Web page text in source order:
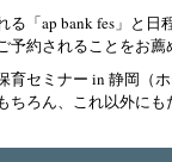
「ap bank fes」と日
予約されることをお薦
育セミナー in 静岡（
ちろん、これ以外に